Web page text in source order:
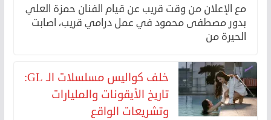
مع الإعلان من وقت قريب عن قيام الفنان حمزة العلي
بدور مصطفى محمود في عمل درامي قريب، اصابت
الحيرة من
خلف كواليس مسلسلات الـ GL:
تاريخ الأيقونات والمليارات
وتشريعات الواقع